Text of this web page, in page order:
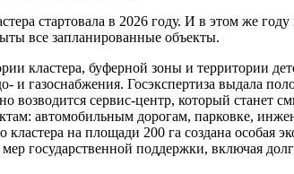
стартовала в 2026 году. И в этом же
все запланированные объекты.
кластера, буферной зоны и территории
газоснабжения. Госэкспертиза выдала
сервис-центр, который станет
автомобильным дорогам, парковке,
на площади 200 га создана особая
государственной поддержки, включая